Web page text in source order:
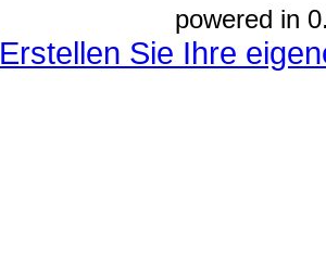
powered in
Erstellen Sie Ihre